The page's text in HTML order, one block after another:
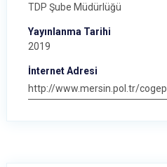
TDP Şube Müdürlüğü
Yayınlanma Tarihi
2019
İnternet Adresi
http://www.mersin.pol.tr/cogep